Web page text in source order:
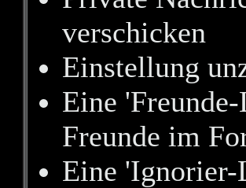
verschicken
Einstellung
Eine
Freunde im
Eine 'Ignorier-